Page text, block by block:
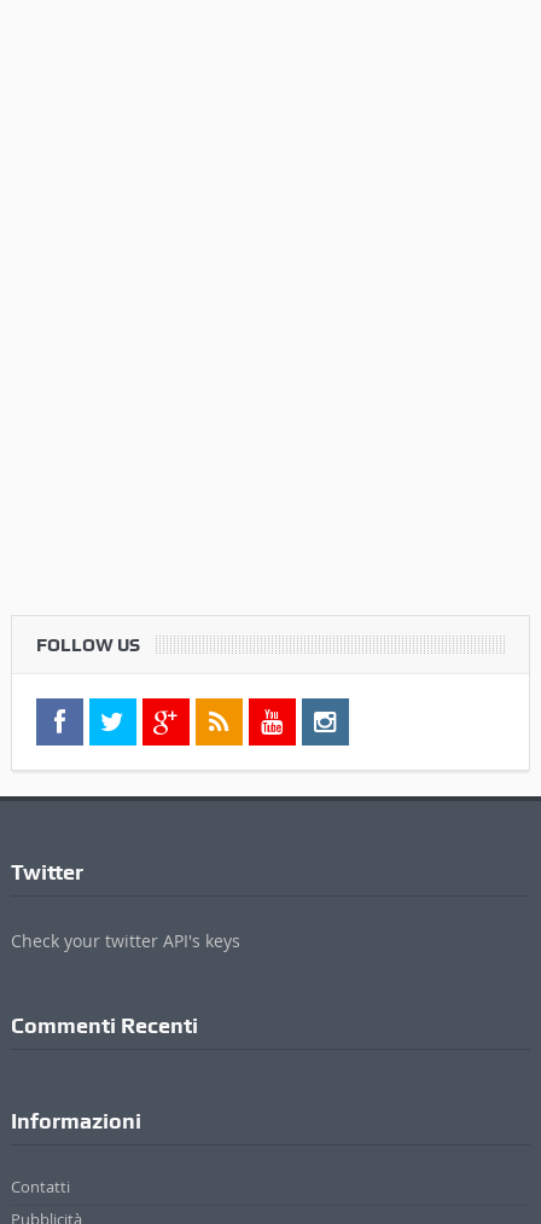
FOLLOW US
Twitter
Check your twitter API's keys
Commenti Recenti
Informazioni
Contatti
Pubblicità